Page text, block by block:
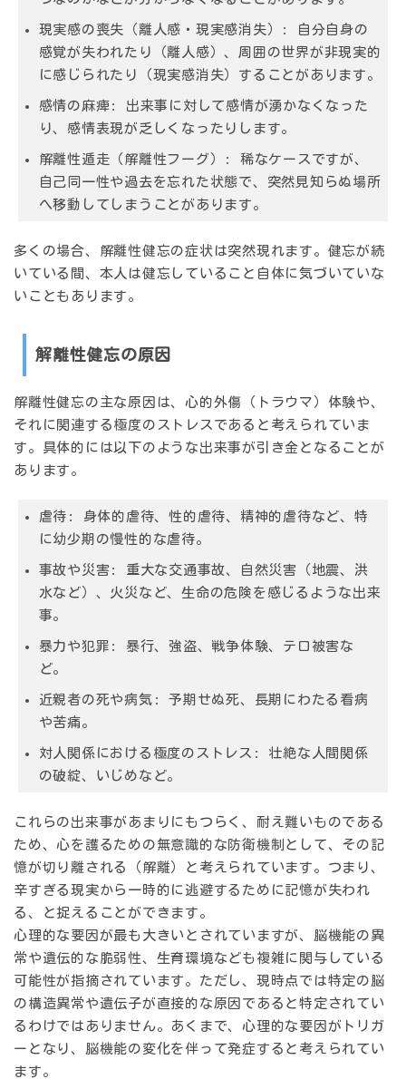
現実感の喪失（離人感・現実感消失）:
自分自身の
感覚が失われたり（離人感）、周囲の世界が非現実的
に感じられたり（現実感消失）することがあります。
感情の麻痺:
出来事に対して感情が湧かなくなった
り、感情表現が乏しくなったりします。
解離性遁走（解離性フーグ）:
稀なケースですが、
自己同一性や過去を忘れた状態で、突然見知らぬ場所
へ移動してしまうことがあります。
多くの場合、解離性健忘の症状は突然現れます。健忘が続
いている間、本人は健忘していること自体に気づいていな
いこともあります。
解離性健忘の原因
解離性健忘の主な原因は、 心的外傷（トラウマ）体験や、
それに関連する極度のストレス であると考えられていま
す。具体的には以下のような出来事が引き金となることが
あります。
虐待:
身体的虐待、性的虐待、精神的虐待など、特
に幼少期の慢性的な虐待。
事故や災害:
重大な交通事故、自然災害（地震、洪
水など）、火災など、生命の危険を感じるような出来
事。
暴力や犯罪:
暴行、強盗、戦争体験、テロ被害な
ど。
近親者の死や病気:
予期せぬ死、長期にわたる看病
や苦痛。
対人関係における極度のストレス:
壮絶な人間関係
の破綻、いじめなど。
これらの出来事があまりにもつらく、耐え難いものである
ため、心を護るための無意識的な防衛機制として、その記
憶が切り離される（解離）と考えられています。つまり、
辛すぎる現実から一時的に逃避するために記憶が失われ
る、と捉えることができます。
心理的な要因が最も大きいとされていますが、脳機能の異
常や遺伝的な脆弱性、生育環境なども複雑に関与している
可能性が指摘されています。ただし、現時点では特定の脳
の構造異常や遺伝子が直接的な原因であると特定されてい
るわけではありません。あくまで、心理的な要因がトリガ
ーとなり、脳機能の変化を伴って発症すると考えられてい
ます。